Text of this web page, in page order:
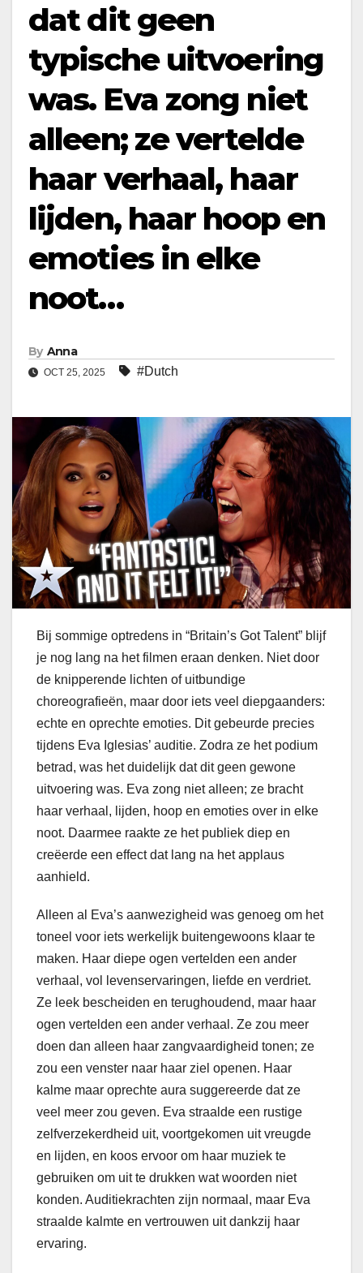
dat dit geen
typische uitvoering
was. Eva zong niet
alleen; ze vertelde
haar verhaal, haar
lijden, haar hoop en
emoties in elke
noot…
By Anna
OCT 25, 2025 #Dutch
Bij sommige optredens in “Britain’s Got Talent” blijf
je nog lang na het filmen eraan denken. Niet door
de knipperende lichten of uitbundige
choreografieën, maar door iets veel diepgaanders:
echte en oprechte emoties. Dit gebeurde precies
tijdens Eva Iglesias’ auditie. Zodra ze het podium
betrad, was het duidelijk dat dit geen gewone
uitvoering was. Eva zong niet alleen; ze bracht
haar verhaal, lijden, hoop en emoties over in elke
noot. Daarmee raakte ze het publiek diep en
creëerde een effect dat lang na het applaus
aanhield.
Alleen al Eva’s aanwezigheid was genoeg om het
toneel voor iets werkelijk buitengewoons klaar te
maken. Haar diepe ogen vertelden een ander
verhaal, vol levenservaringen, liefde en verdriet.
Ze leek bescheiden en terughoudend, maar haar
ogen vertelden een ander verhaal. Ze zou meer
doen dan alleen haar zangvaardigheid tonen; ze
zou een venster naar haar ziel openen. Haar
kalme maar oprechte aura suggereerde dat ze
veel meer zou geven. Eva straalde een rustige
zelfverzekerdheid uit, voortgekomen uit vreugde
en lijden, en koos ervoor om haar muziek te
gebruiken om uit te drukken wat woorden niet
konden. Auditiekrachten zijn normaal, maar Eva
straalde kalmte en vertrouwen uit dankzij haar
ervaring.